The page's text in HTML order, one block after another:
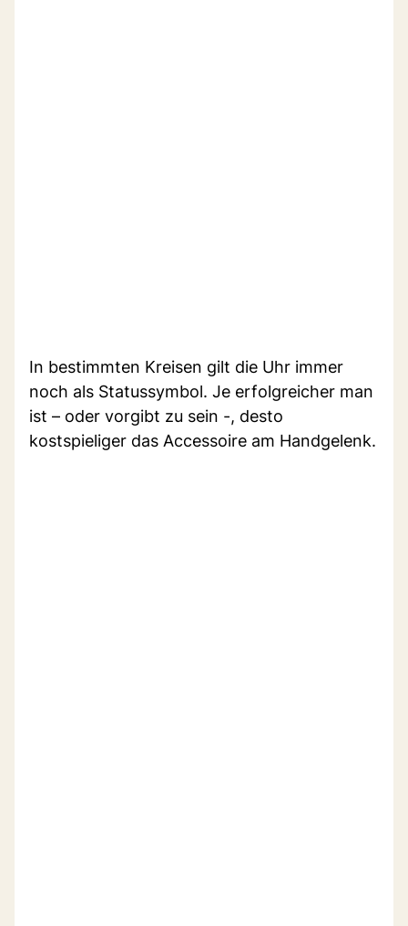
In bestimmten Kreisen gilt die Uhr immer
noch als Statussymbol. Je erfolgreicher man
ist – oder vorgibt zu sein -, desto
kostspieliger das Accessoire am Handgelenk.